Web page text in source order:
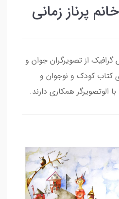
پرناز زمانی
گرافیک از تصویرگران جوان و
کتاب کودک و نوجوان و
الوتصویرگر همکاری دارند.